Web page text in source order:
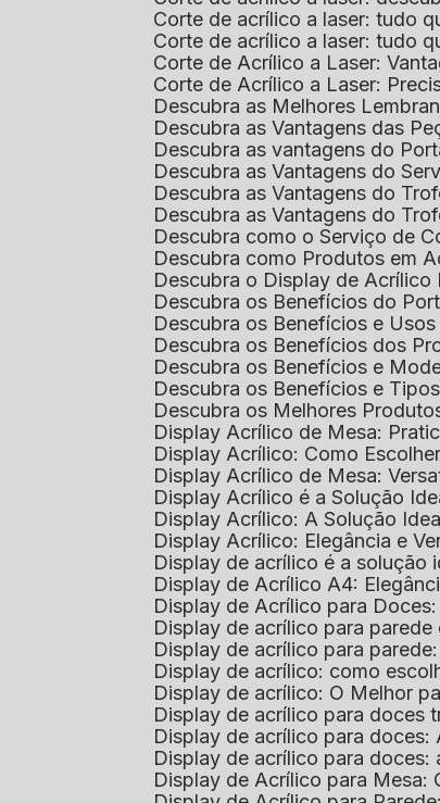
Corte de acrílico a laser: tudo
Corte de acrílico a laser: tudo
Corte de Acrílico a Laser:
Corte de Acrílico a Laser:
Descubra as Melhores
Descubra as Vantagens das
Descubra as vantagens do
Descubra as Vantagens do
Descubra as Vantagens do
Descubra as Vantagens do
Descubra como o Serviço de
Descubra como Produtos em
Descubra o Display de Acrílico
Descubra os Benefícios do
Descubra os Benefícios e
Descubra os Benefícios dos
Descubra os Benefícios e
Descubra os Benefícios e
Descubra os Melhores
Display Acrílico de Mesa:
Display Acrílico: Como
Display Acrílico de Mesa:
Display Acrílico é a Solução
Display Acrílico: A Solução
Display Acrílico: Elegância e
Display de acrílico é a
Display de Acrílico A4:
Display de Acrílico para
Display de acrílico para
Display de acrílico para
Display de acrílico: como
Display de acrílico: O Melhor
Display de acrílico para
Display de acrílico para
Display de acrílico para
Display de Acrílico para Mesa: